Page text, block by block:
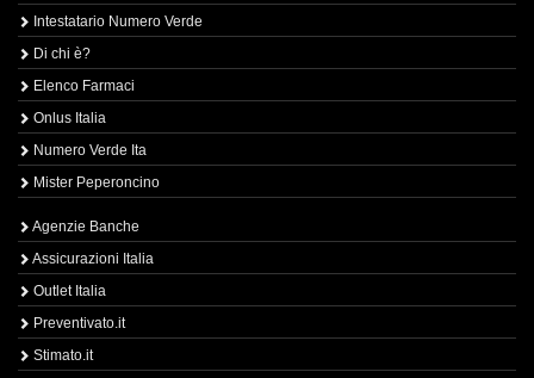
Intestatario Numero Verde
Di chi è?
Elenco Farmaci
Onlus Italia
Numero Verde Ita
Mister Peperoncino
Agenzie Banche
Assicurazioni Italia
Outlet Italia
Preventivato.it
Stimato.it